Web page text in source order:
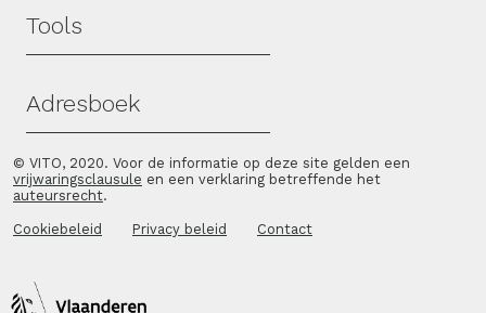
Tools
Adresboek
© VITO, 2020. Voor de informatie op deze site gelden een
vrijwaringsclausule en een verklaring betreffende het
auteursrecht.
Cookiebeleid Privacy beleid Contact